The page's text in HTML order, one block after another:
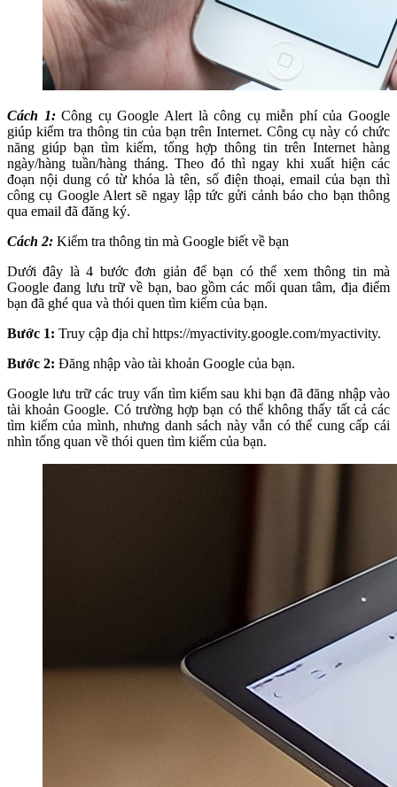
Cách 1:Công cụ Google Alert là công cụ miễn phí của Google
giúp kiểm tra thông tin của bạn trên Internet. Công cụ này có chức
năng giúp bạn tìm kiếm, tổng hợp thông tin trên Internet hàng
ngày/hàng tuần/hàng tháng. Theo đó thì ngay khi xuất hiện các
đoạn nội dung có từ khóa là tên, số điện thoại, email của bạn thì
công cụ Google Alert sẽ ngay lập tức gửi cảnh báo cho bạn thông
qua email đã đăng ký.
Cách 2: Kiểm tra thông tin mà Google biết về bạn
Dưới đây là 4 bước đơn giản để bạn có thể xem thông tin mà
Google đang lưu trữ về bạn, bao gồm các mối quan tâm, địa điểm
bạn đã ghé qua và thói quen tìm kiếm của bạn.
Bước 1: Truy cập địa chỉ https://myactivity.google.com/myactivity.
Bước 2: Đăng nhập vào tài khoản Google của bạn.
Google lưu trữ các truy vấn tìm kiếm sau khi bạn đã đăng nhập vào
tài khoản Google. Có trường hợp bạn có thể không thấy tất cả các
tìm kiếm của mình, nhưng danh sách này vẫn có thể cung cấp cái
nhìn tổng quan về thói quen tìm kiếm của bạn.